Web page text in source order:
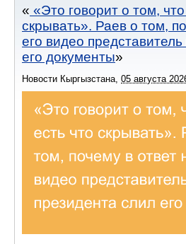
«Это говорит о том,
скрывать». Раев о том,
его видео
его документы
Новости Кыргызстана 05 августа